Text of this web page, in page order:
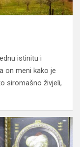
istinitu i
on meni kako je
siromašno živjeli,